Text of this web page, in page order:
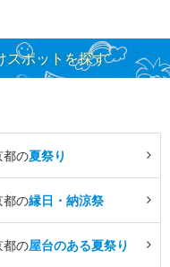
スポットを探す
都の夏祭り
都の縁日・納涼祭
都の屋台のある夏祭り